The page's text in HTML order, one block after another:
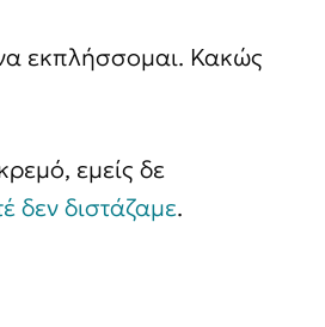
εκπλήσσομαι. Κακώς
εμείς δε
δεν διστάζαμε.